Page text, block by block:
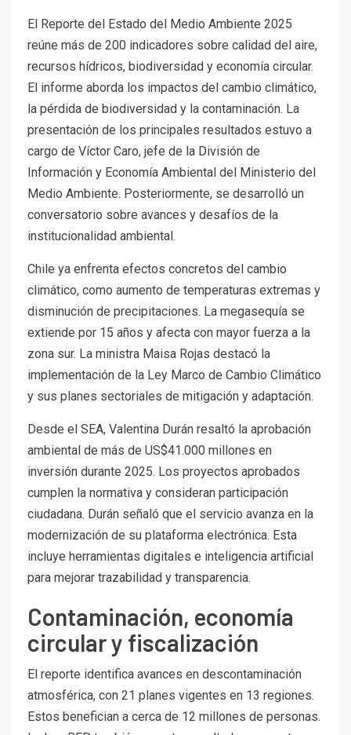
El Reporte del Estado del Medio Ambiente 2025
reúne más de 200 indicadores sobre calidad del aire,
recursos hídricos, biodiversidad y economía circular.
El informe aborda los impactos del cambio climático,
la pérdida de biodiversidad y la contaminación. La
presentación de los principales resultados estuvo a
cargo de Víctor Caro, jefe de la División de
Información y Economía Ambiental del Ministerio del
Medio Ambiente. Posteriormente, se desarrolló un
conversatorio sobre avances y desafíos de la
institucionalidad ambiental.
Chile ya enfrenta efectos concretos del cambio
climático, como aumento de temperaturas extremas y
disminución de precipitaciones. La megasequía se
extiende por 15 años y afecta con mayor fuerza a la
zona sur. La ministra Maisa Rojas destacó la
implementación de la Ley Marco de Cambio Climático
y sus planes sectoriales de mitigación y adaptación.
Desde el SEA, Valentina Durán resaltó la aprobación
ambiental de más de US$41.000 millones en
inversión durante 2025. Los proyectos aprobados
cumplen la normativa y consideran participación
ciudadana. Durán señaló que el servicio avanza en la
modernización de su plataforma electrónica. Esta
incluye herramientas digitales e inteligencia artificial
para mejorar trazabilidad y transparencia.
Contaminación, economía
circular y fiscalización
El reporte identifica avances en descontaminación
atmosférica, con 21 planes vigentes en 13 regiones.
Estos benefician a cerca de 12 millones de personas.